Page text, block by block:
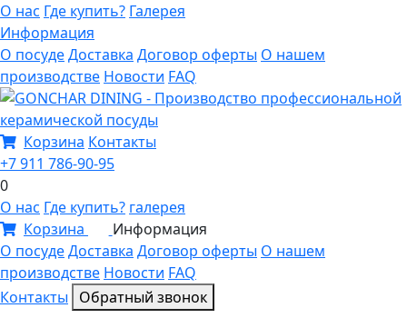
О нас Где купить? Галерея
Информация
О посудеДоставка Договор оферты О нашем
производстве Новости FAQ
Корзина Контакты
+7 911 786-90-95
0
О нас Где купить? галерея
Корзина
Информация
О посудеДоставка Договор оферты О нашем
производстве Новости FAQ
Контакты
Обратный звонок